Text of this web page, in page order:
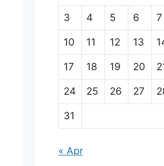
3 4 5 6 7
10 11 12 13
17 18 19 20
24 25 26 27
31
« Apr